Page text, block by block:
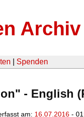
Archiv
Spenden
- English
am: 16.07.2016 -